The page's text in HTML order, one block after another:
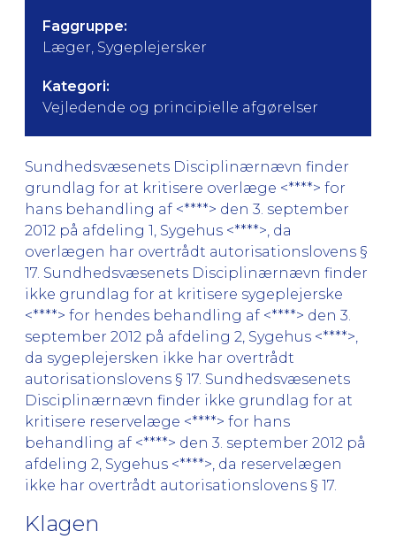
Faggruppe:
Læger, Sygeplejersker
Kategori:
Vejledende og principielle afgørelser
Sundhedsvæsenets Disciplinærnævn finder
grundlag for at kritisere overlæge <****> for
hans behandling af <****> den 3. september
2012 på afdeling 1, Sygehus <****>, da
overlægen har overtrådt autorisationslovens §
17. Sundhedsvæsenets Disciplinærnævn finder
ikke grundlag for at kritisere sygeplejerske
<****> for hendes behandling af <****> den 3.
september 2012 på afdeling 2, Sygehus <****>,
da sygeplejersken ikke har overtrådt
autorisationslovens § 17. Sundhedsvæsenets
Disciplinærnævn finder ikke grundlag for at
kritisere reservelæge <****> for hans
behandling af <****> den 3. september 2012 på
afdeling 2, Sygehus <****>, da reservelægen
ikke har overtrådt autorisationslovens § 17.
Klagen